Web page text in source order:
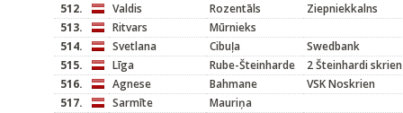
512.
Valdis Rozentāls
Ziepniekkalns
513.
Ritvars
Mūrnieks
514.
Svetlana Cibuļa
Swedbank
515.
Līga Rube-Šteinharde
2 Šteinhardi skrien
516.
Agnese Bahmane
VSK Noskrien
517.
Sarmīte
Mauriņa